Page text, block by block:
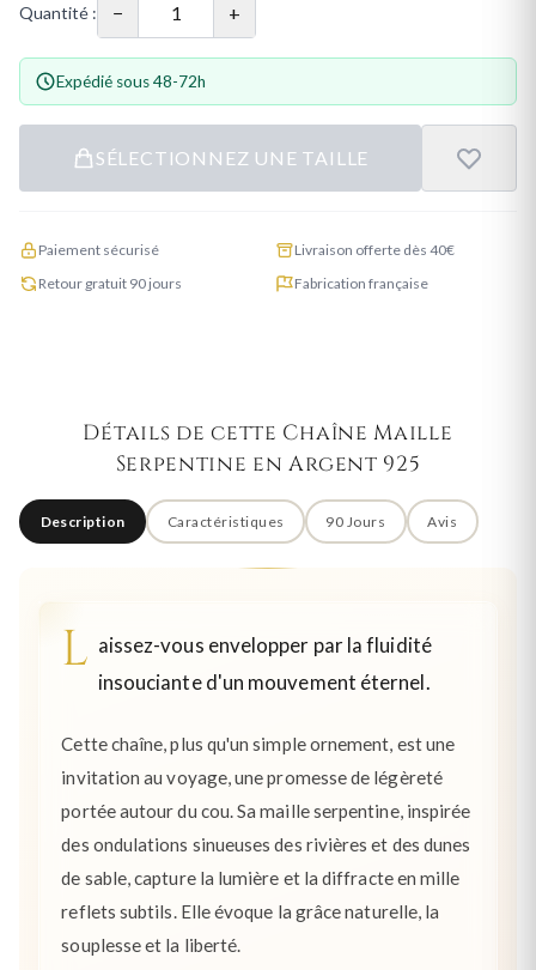
Quantité : − +
Expédié sous 48-72h
SÉLECTIONNEZ UNE TAILLE
Paiement sécurisé
Livraison offerte dès 40€
Retour gratuit 90 jours
Fabrication française
Détails de cette Chaîne Maille
Serpentine en Argent 925
Description Caractéristiques 90 Jours Avis
L aissez-vous envelopper par la fluidité
insouciante d'un mouvement éternel.
Cette chaîne, plus qu'un simple ornement, est une
invitation au voyage, une promesse de légèreté
portée autour du cou. Sa maille serpentine, inspirée
des ondulations sinueuses des rivières et des dunes
de sable, capture la lumière et la diffracte en mille
reflets subtils. Elle évoque la grâce naturelle, la
souplesse et la liberté.